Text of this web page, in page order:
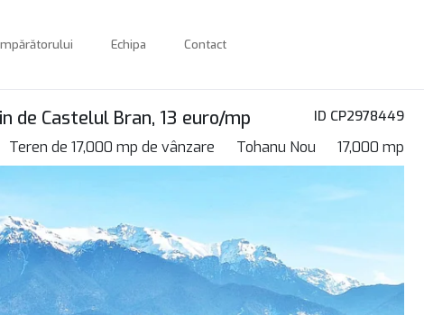
Echipa Contact
ID CP2978449
de Castelul Bran, 13 euro/mp
Teren de 17,000 mp de vânzare Tohanu Nou 17,000 mp